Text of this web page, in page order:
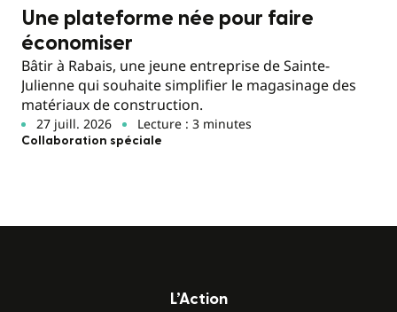
Une plateforme née pour faire
économiser
Bâtir à Rabais, une jeune entreprise de Sainte-
Julienne qui souhaite simplifier le magasinage des
matériaux de construction.
27 juill. 2026 Lecture : 3 minutes
Collaboration spéciale
L’Action